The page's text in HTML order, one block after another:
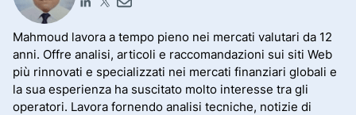
Mahmoud lavora a tempo pieno nei mercati valutari da 12
anni. Offre analisi, articoli e raccomandazioni sui siti Web
più rinnovati e specializzati nei mercati finanziari globali e
la sua esperienza ha suscitato molto interesse tra gli
operatori. Lavora fornendo analisi tecniche, notizie di